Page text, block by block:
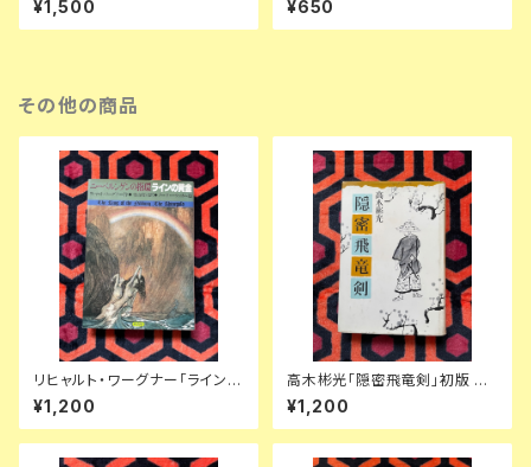
思潮社 URC
¥1,500
新潮社 B級グルメ
¥650
その他の商品
リヒャルト・ワーグナー「ラインの
黄金ーニーベルンゲンの指環
①」初版 寺山修司訳 絵:アーサ
ーラッカム 装幀:宇野亜喜良 新
¥1,200
高木彬光「隠密飛竜剣」初版 装
幀:中尾進 東京文藝社
¥1,200